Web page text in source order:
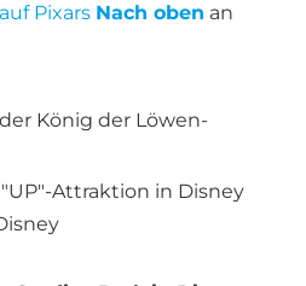
Pixars Nach oben an